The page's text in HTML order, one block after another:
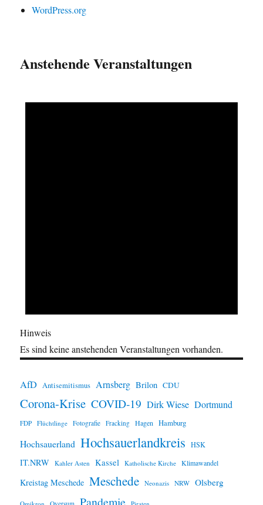
WordPress.org
Anstehende Veranstaltungen
Hinweis
Es sind keine anstehenden Veranstaltungen vorhanden.
AfD Antisemitismus Arnsberg Brilon CDU
Corona-Krise COVID-19 Dirk Wiese Dortmund
FDP Flüchtlinge Fotografie Fracking Hagen Hamburg
Hochsauerland Hochsauerlandkreis HSK
IT.NRW Kahler Asten Kassel Katholische Kirche Klimawandel
Kreistag Meschede Meschede Neonazis NRW Olsberg